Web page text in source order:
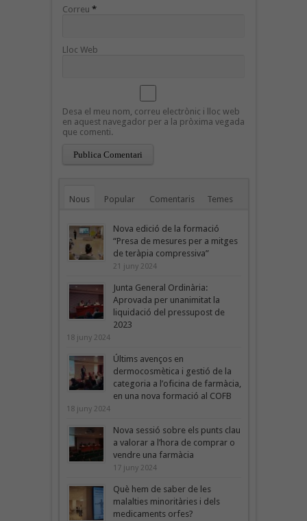
Correu *
Lloc Web
Desa el meu nom, correu electrònic i lloc web
en aquest navegador per a la pròxima vegada
que comenti.
Nous Popular Comentaris Temes
Nova edició de la formació
“Presa de mesures per a mitges
de teràpia compressiva”
21 juny 2024
Junta General Ordinària:
Aprovada per unanimitat la
liquidació del pressupost de
2023
18 juny 2024
Últims avenços en
dermocosmètica i gestió de la
categoria a l’oficina de farmàcia,
en una nova formació al COFB
18 juny 2024
Nova sessió sobre els punts clau
a valorar a l’hora de comprar o
vendre una farmàcia
17 juny 2024
Què hem de saber de les
malalties minoritàries i dels
medicaments orfes?